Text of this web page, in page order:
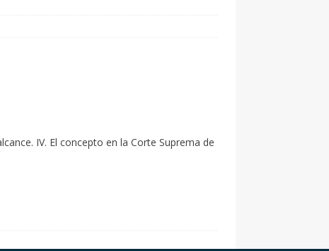
IV. El concepto en la Corte Suprema de